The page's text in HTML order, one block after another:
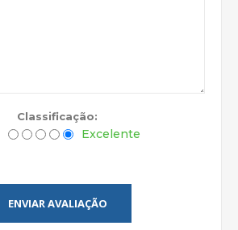
Classificação:
Excelente
ENVIAR AVALIAÇÃO